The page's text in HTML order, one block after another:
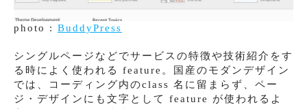
photo : BuddyPress
シングルページなどでサービスの特徴や技術紹介をす
る時によく使われる feature。国産のモダンデザイン
では、コーディング内のclass 名に留まらず、ペー
ジ・デザインにも文字として feature が使われるよ